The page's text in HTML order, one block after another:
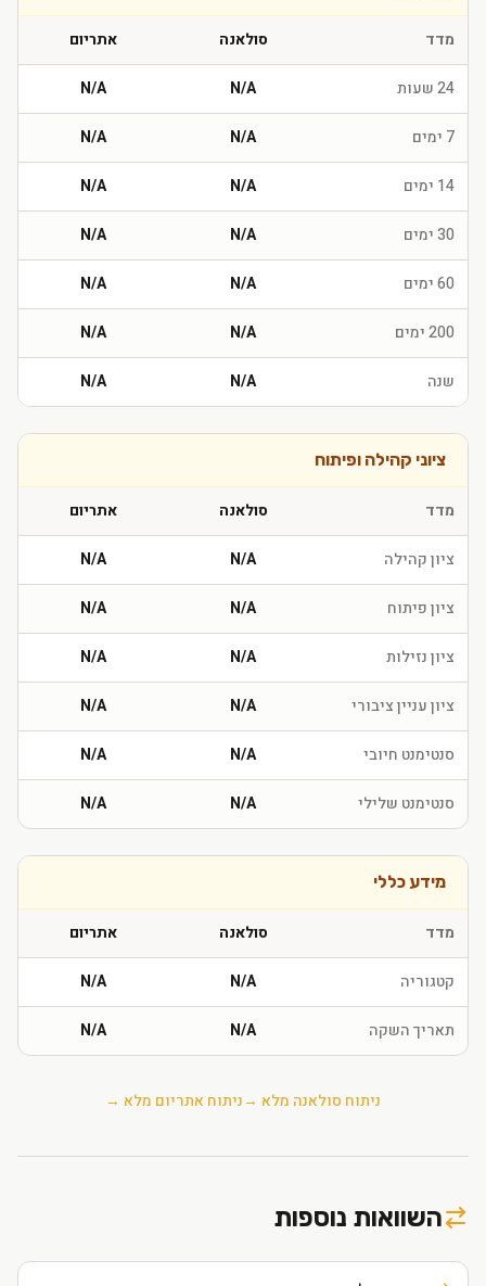
מדד סולאנה אתריום
24 שעות N/A
N/A
7 ימים N/A
N/A
14 ימים N/A
N/A
30 ימים N/A
N/A
60 ימים N/A
N/A
200 ימים N/A
N/A
שנה N/A
N/A
ציוני קהילה ופיתוח
מדד סולאנה אתריום
ציון קהילה N/A
N/A
ציון פיתוח N/A
N/A
ציון נזילות N/A
N/A
ציון עניין ציבורי N/A
N/A
סנטימנט חיובי N/A
N/A
סנטימנט שלילי N/A
N/A
מידע כללי
מדד סולאנה אתריום
קטגוריה N/A
N/A
תאריך השקה N/A
N/A
ניתוח סולאנה מלא →ניתוח אתריום מלא →
השוואות נוספות